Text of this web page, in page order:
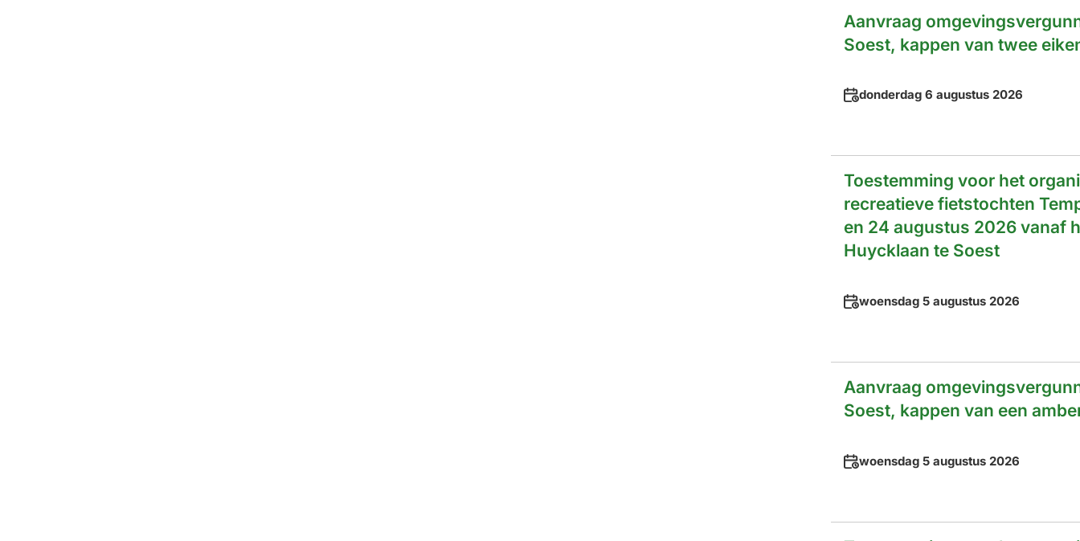
Aanvraag
Soest, kappen van twee
Datum
donderdag 6 augustus 2026
Toestemming voor het
recreatieve fietstochten
en 24 augustus 2026 vanaf
Huycklaan te Soest
Datum
woensdag 5 augustus 2026
Aanvraag
Soest, kappen van een
Datum
woensdag 5 augustus 2026